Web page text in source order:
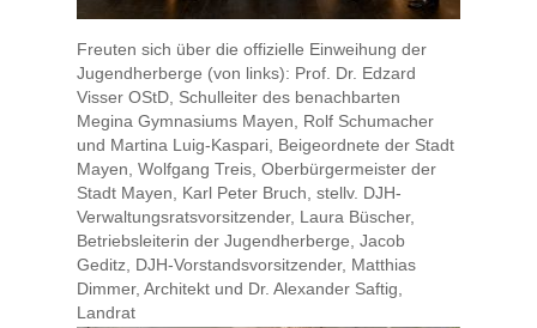
Freuten sich über die offizielle Einweihung der
Jugendherberge (von links): Prof. Dr. Edzard
Visser OStD, Schulleiter des benachbarten
Megina Gymnasiums Mayen, Rolf Schumacher
und Martina Luig-Kaspari, Beigeordnete der Stadt
Mayen, Wolfgang Treis, Oberbürgermeister der
Stadt Mayen, Karl Peter Bruch, stellv. DJH-
Verwaltungsratsvorsitzender, Laura Büscher,
Betriebsleiterin der Jugendherberge, Jacob
Geditz, DJH-Vorstandsvorsitzender, Matthias
Dimmer, Architekt und Dr. Alexander Saftig,
Landrat